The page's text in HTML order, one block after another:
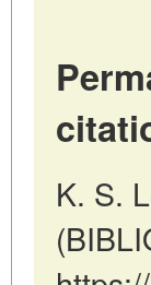
K. S.